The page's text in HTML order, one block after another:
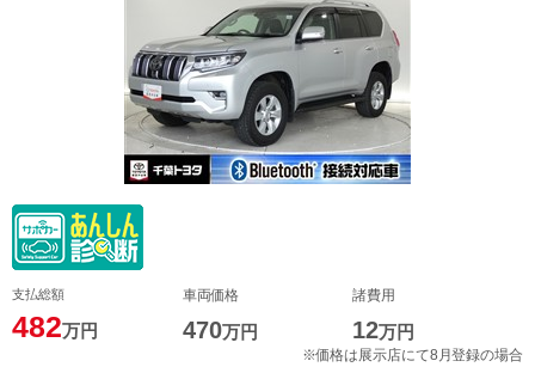
支払総額
482万円
車両価格
470万円
諸費用
12万円
※価格は展示店にて8月登録の場合